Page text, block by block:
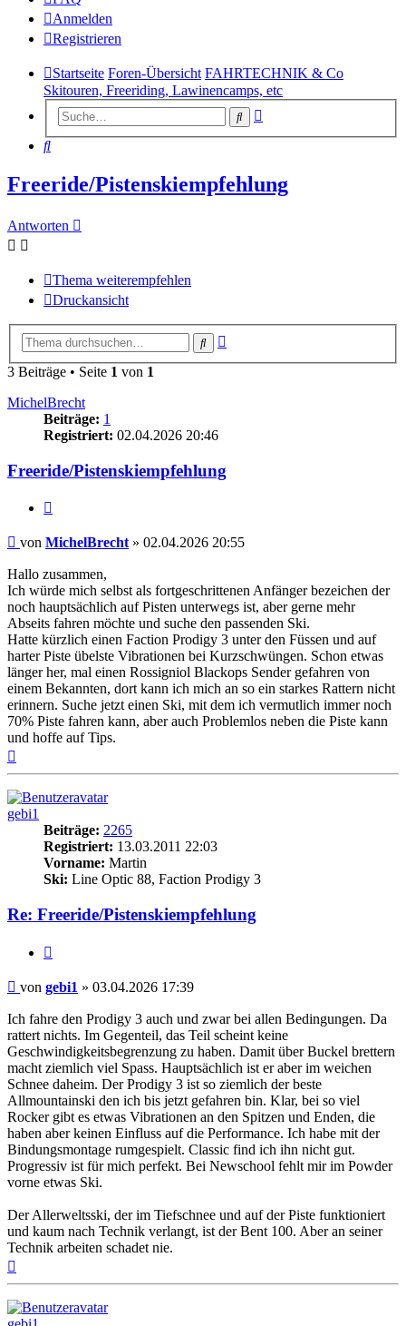
Anmelden
Registrieren
Startseite Foren-Übersicht FAHRTECHNIK & Co
Skitouren, Freeriding, Lawinencamps, etc
Suche
Suche
Freeride/Pistenskiempfehlung
Antworten
Thema weiterempfehlen
Druckansicht
Suche
3 Beiträge • Seite 1 von 1
MichelBrecht
Beiträge: 1
Registriert: 02.04.2026 20:46
Freeride/Pistenskiempfehlung
Beitrag
von MichelBrecht » 02.04.2026 20:55
Hallo zusammen,
Ich würde mich selbst als fortgeschrittenen Anfänger bezeichen der
noch hauptsächlich auf Pisten unterwegs ist, aber gerne mehr
Abseits fahren möchte und suche den passenden Ski.
Hatte kürzlich einen Faction Prodigy 3 unter den Füssen und auf
harter Piste übelste Vibrationen bei Kurzschwüngen. Schon etwas
länger her, mal einen Rossigniol Blackops Sender gefahren von
einem Bekannten, dort kann ich mich an so ein starkes Rattern nicht
erinnern. Suche jetzt einen Ski, mit dem ich vermutlich immer noch
70% Piste fahren kann, aber auch Problemlos neben die Piste kann
und hoffe auf Tips.
gebi1
Beiträge: 2265
Registriert: 13.03.2011 22:03
Vorname: Martin
Ski: Line Optic 88, Faction Prodigy 3
Re: Freeride/Pistenskiempfehlung
Beitrag
von gebi1 » 03.04.2026 17:39
Ich fahre den Prodigy 3 auch und zwar bei allen Bedingungen. Da
rattert nichts. Im Gegenteil, das Teil scheint keine
Geschwindigkeitsbegrenzung zu haben. Damit über Buckel brettern
macht ziemlich viel Spass. Hauptsächlich ist er aber im weichen
Schnee daheim. Der Prodigy 3 ist so ziemlich der beste
Allmountainski den ich bis jetzt gefahren bin. Klar, bei so viel
Rocker gibt es etwas Vibrationen an den Spitzen und Enden, die
haben aber keinen Einfluss auf die Performance. Ich habe mit der
Bindungsmontage rumgespielt. Classic find ich ihn nicht gut.
Progressiv ist für mich perfekt. Bei Newschool fehlt mir im Powder
vorne etwas Ski.
Der Allerweltsski, der im Tiefschnee und auf der Piste funktioniert
und kaum nach Technik verlangt, ist der Bent 100. Aber an seiner
Technik arbeiten schadet nie.